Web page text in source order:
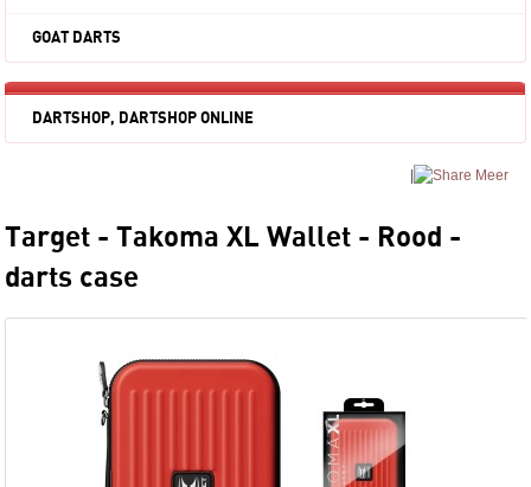
GOAT DARTS
DARTSHOP, DARTSHOP ONLINE
Meer
Target - Takoma XL Wallet - Rood -
darts case